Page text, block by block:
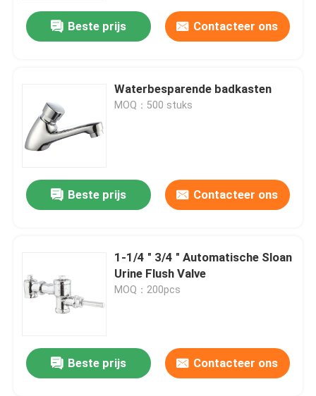
Beste prijs Contacteer ons
Waterbesparende badkasten
MOQ：500 stuks
Beste prijs Contacteer ons
1-1/4 " 3/4 " Automatische Sloan
Urine Flush Valve
MOQ：200pcs
Beste prijs Contacteer ons